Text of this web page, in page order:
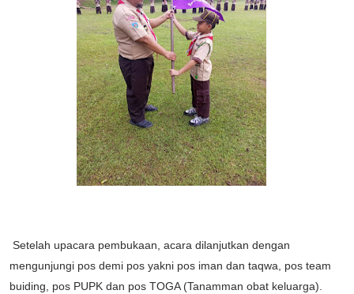
Setelah upacara pembukaan, acara dilanjutkan dengan
mengunjungi pos demi pos yakni pos iman dan taqwa, pos team
buiding, pos PUPK dan pos TOGA (Tanamman obat keluarga).